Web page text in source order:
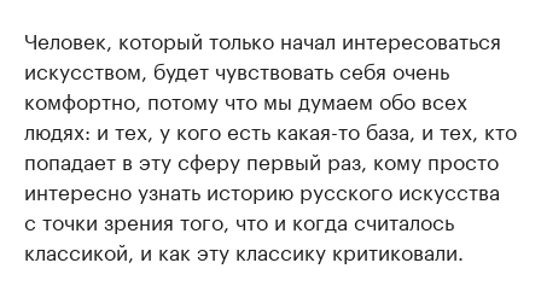
Человек, который только начал интересоваться
искусством, будет чувствовать себя очень
комфортно, потому что мы думаем обо всех
людях: и тех, у кого есть какая-то база, и тех, кто
попадает в эту сферу первый раз, кому просто
интересно узнать историю русского искусства
с точки зрения того, что и когда считалось
классикой, и как эту классику критиковали.